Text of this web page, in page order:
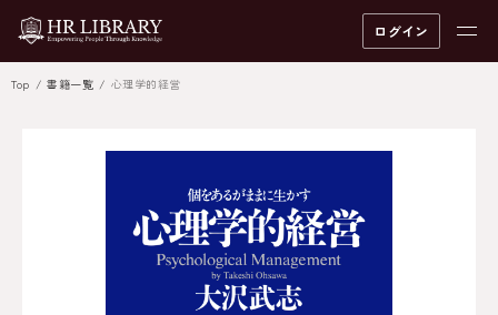
ログイン
Top 書籍一覧 心理学的経営